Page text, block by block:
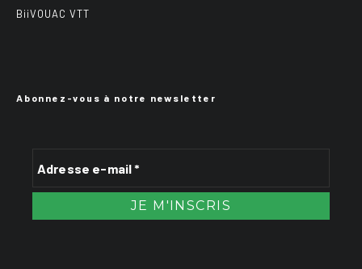
BiiVOUAC VTT
Abonnez-vous à notre newsletter